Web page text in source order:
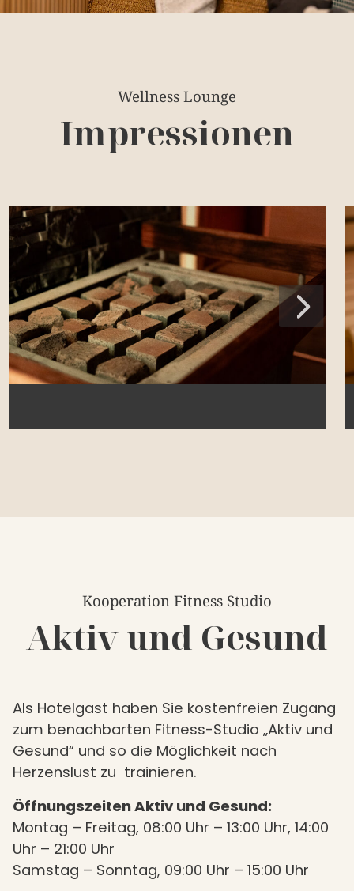
Wellness Lounge
Impressionen
Kooperation Fitness Studio
Aktiv und Gesund
Als Hotelgast haben Sie kostenfreien Zugang
zum benachbarten Fitness-Studio „Aktiv und
Gesund“und so die Möglichkeit nach
Herzenslust zu trainieren.
Öffnungszeiten Aktiv und Gesund:
Montag – Freitag, 08:00 Uhr – 13:00 Uhr, 14:00
Uhr – 21:00 Uhr
Samstag – Sonntag, 09:00 Uhr – 15:00 Uhr